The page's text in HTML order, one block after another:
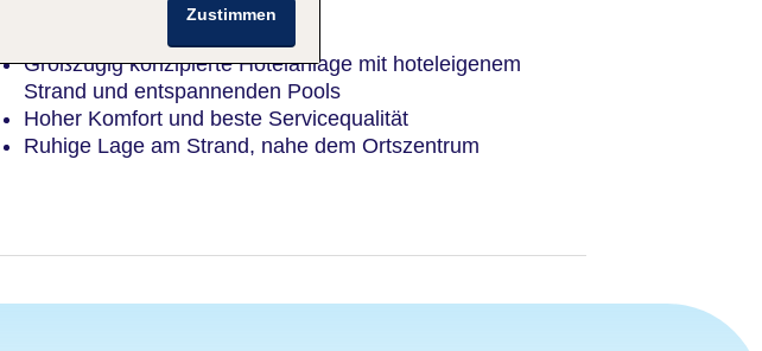
Großzügig konzipierte Hotelanlage mit hoteleigenem
Strand und entspannenden Pools
Hoher Komfort und beste Servicequalität
Ruhige Lage am Strand, nahe dem Ortszentrum
Zustimmen